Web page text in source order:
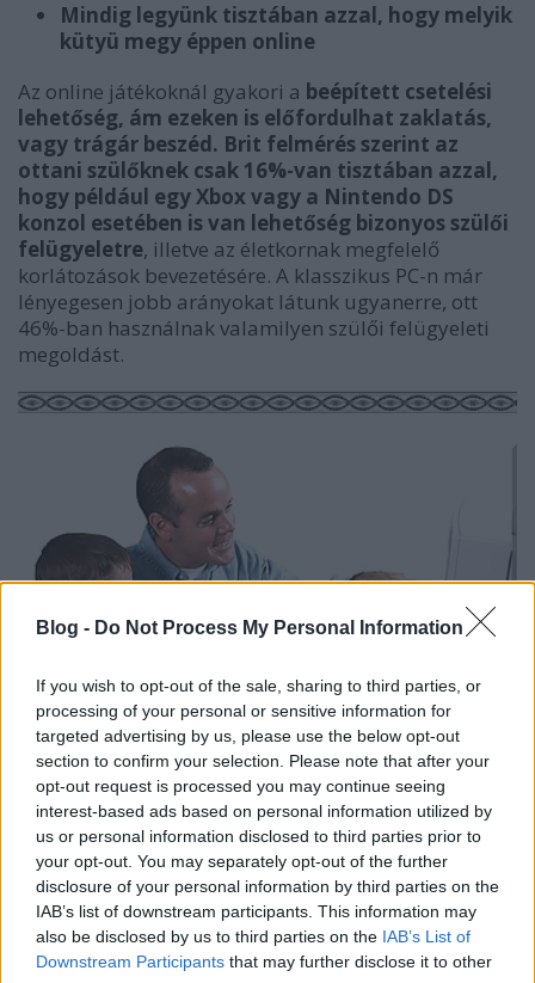
Blog - Do Not Process My Personal Information
If you wish to opt-out of the sale, sharing to third parties, or
processing of your personal or sensitive information for
targeted advertising by us, please use the below opt-out
section to confirm your selection. Please note that after your
opt-out request is processed you may continue seeing
interest-based ads based on personal information utilized by
us or personal information disclosed to third parties prior to
your opt-out. You may separately opt-out of the further
disclosure of your personal information by third parties on the
IAB’s list of downstream participants. This information may
also be disclosed by us to third parties on the IAB’s List of
Downstream Participants that may further disclose it to other
Mindig legyünk tisztában azzal, hogy melyik
kütyü megy éppen online
Az online játékoknál gyakori a beépített csetelési
lehetőség, ám ezeken is előfordulhat zaklatás,
vagy trágár beszéd. Brit felmérés szerint az
ottani szülőknek csak 16%-van tisztában azzal,
hogy például egy Xbox vagy a Nintendo DS
konzol esetében is van lehetőség bizonyos szülői
felügyeletre, illetve az életkornak megfelelő
korlátozások bevezetésére. A klasszikus PC-n már
lényegesen jobb arányokat látunk ugyanerre, ott
46%-ban használnak valamilyen szülői felügyeleti
megoldást.
A közösségi oldalakon se hagyjuk őt egyedül
Itt oszlanak meg leginkább a vélemények, mi a
helyes módszer. Lehetünk egy üres profillal figyelve
a barátai között, de van ahol elég, ha időnként